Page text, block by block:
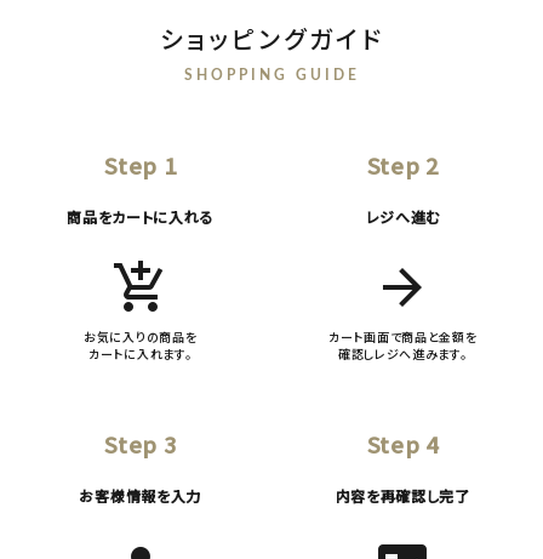
ショッピングガイド
SHOPPING GUIDE
Step 1
商品をカートに入れる
add_shopping_cart
お気に入りの商品を
カートに入れます。
Step 2
レジへ進む
arrow_forward
カート画面で商品と金額を
確認しレジへ進みます。
Step 3
お客様情報を入力
Step 4
内容を再確認し完了